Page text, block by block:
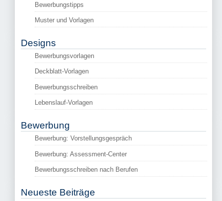
Bewerbungstipps
Muster und Vorlagen
Designs
Bewerbungsvorlagen
Deckblatt-Vorlagen
Bewerbungsschreiben
Lebenslauf-Vorlagen
Bewerbung
Bewerbung: Vorstellungsgespräch
Bewerbung: Assessment-Center
Bewerbungsschreiben nach Berufen
Neueste Beiträge